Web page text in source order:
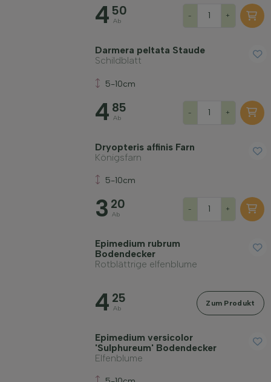
4 50
Ab
- +
Darmera peltata Staude
Schildblatt
5-10cm
4 85
Ab
- +
Dryopteris affinis Farn
Königsfarn
5-10cm
3 20
Ab
- +
Epimedium rubrum
Bodendecker
Rotblättrige elfenblume
4 25
Ab
Zum Produkt
Epimedium versicolor
'Sulphureum' Bodendecker
Elfenblume